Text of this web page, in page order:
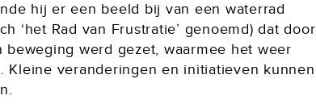
hij er een beeld bij van een waterrad
‘het Rad van Frustratie’ genoemd) dat door
werd gezet, waarmee het weer
Kleine veranderingen en initiatieven kunnen